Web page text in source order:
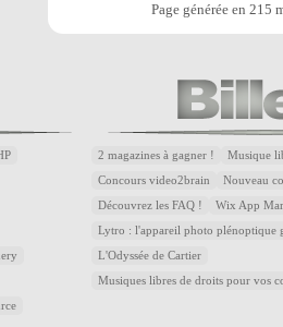
Page générée en 215
2 magazines à gagner ! Musique
Concours video2brain Nouveau
Découvrez les FAQ ! Wix App
Lytro : l'appareil photo plénoptique
L'Odyssée de Cartier
Musiques libres de droits pour vos